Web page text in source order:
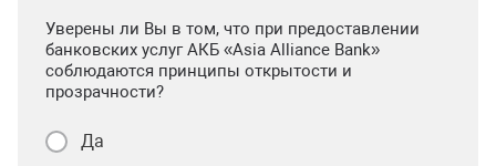
Уверены ли Вы в том, что при предоставлении
банковских услуг АКБ «Asia Alliance Bank»
соблюдаются принципы открытости и
прозрачности?
Да